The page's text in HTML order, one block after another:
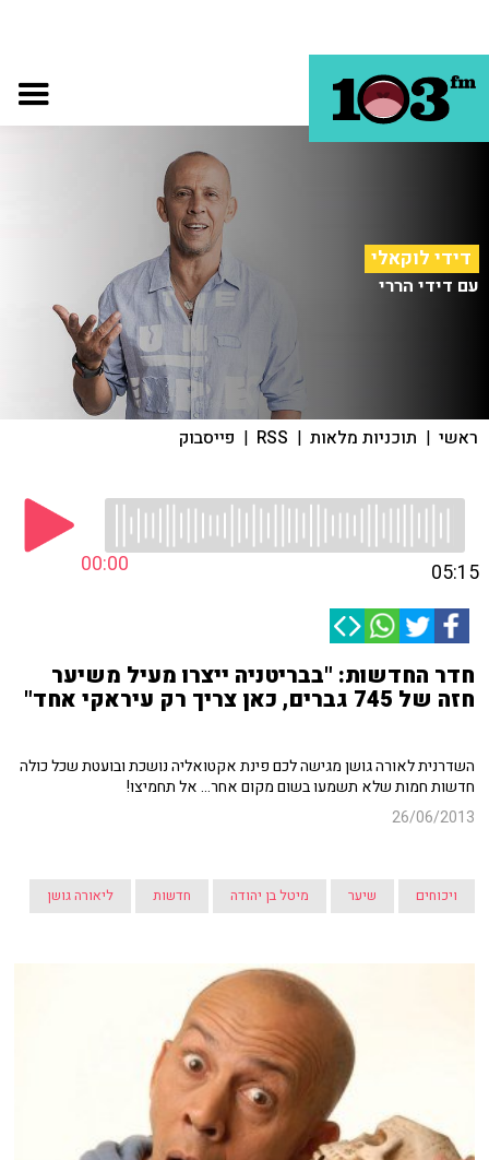
דידי לוקאלי
עם דידי הררי
ראשי | תוכניות מלאות |
RSS
| פייסבוק
00:00 05:15
חדר החדשות: "בבריטניה ייצרו מעיל משיער
חזה של 745 גברים, כאן צריך רק עיראקי אחד"
השדרנית לאורה גושן מגישה לכם פינת אקטואליה נושכת ובועטת שכל כולה
חדשות חמות שלא תשמעו בשום מקום אחר... אל תחמיצו!
26/06/2013
ויכוחים שיער מיטל בן יהודה חדשות ליאורה גושן